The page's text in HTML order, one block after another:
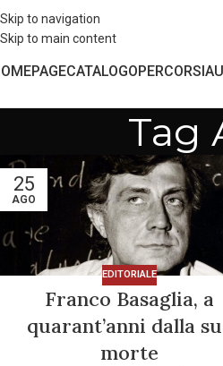
Skip to navigation
Skip to main content
CATALOGOPERCORSI
Tag
25
AGO
EDITORIALE
Franco Basaglia, a
quarant’anni dalla
morte